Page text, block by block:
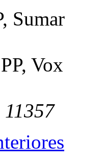
Sumar
Vox
11357